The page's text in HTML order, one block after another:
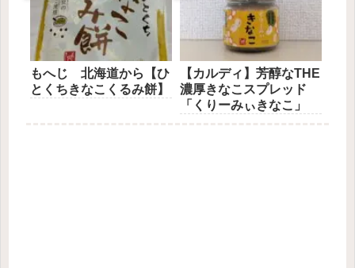
もへじ 北海道から【ひ
とくちきなこくるみ餅】
【カルディ】芳醇なTHE
濃厚きなこスプレッド
「くりーみぃきなこ」